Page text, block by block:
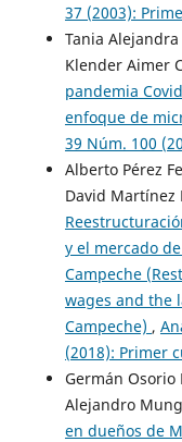
37 (2003):
Tania Alejandra
Klender Aimer
pandemia
enfoque de
39 Núm. 100
Alberto Pérez
David Martínez
y el mercado
Campeche
wages and the
Campeche) ,
(2018): Primer
Germán Osorio
Alejandro
en dueños de